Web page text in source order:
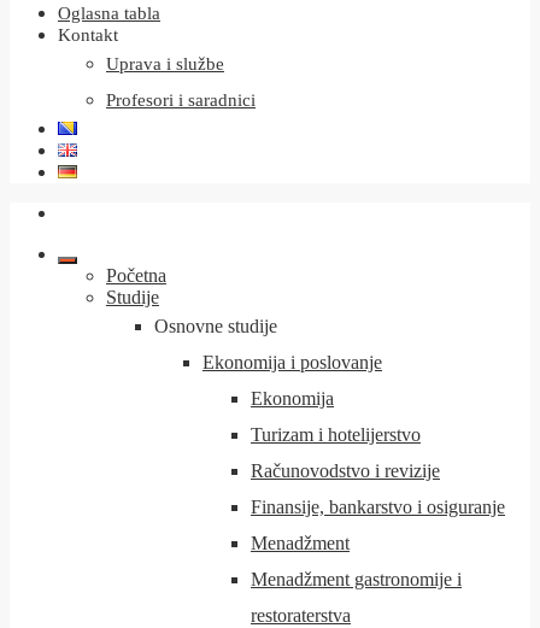
Oglasna tabla
Kontakt
Uprava i službe
Profesori i saradnici
Početna
Studije
Osnovne studije
Ekonomija i poslovanje
Ekonomija
Turizam i hotelijerstvo
Računovodstvo i revizije
Finansije, bankarstvo i osiguranje
Menadžment
Menadžment gastronomije i
restoraterstva